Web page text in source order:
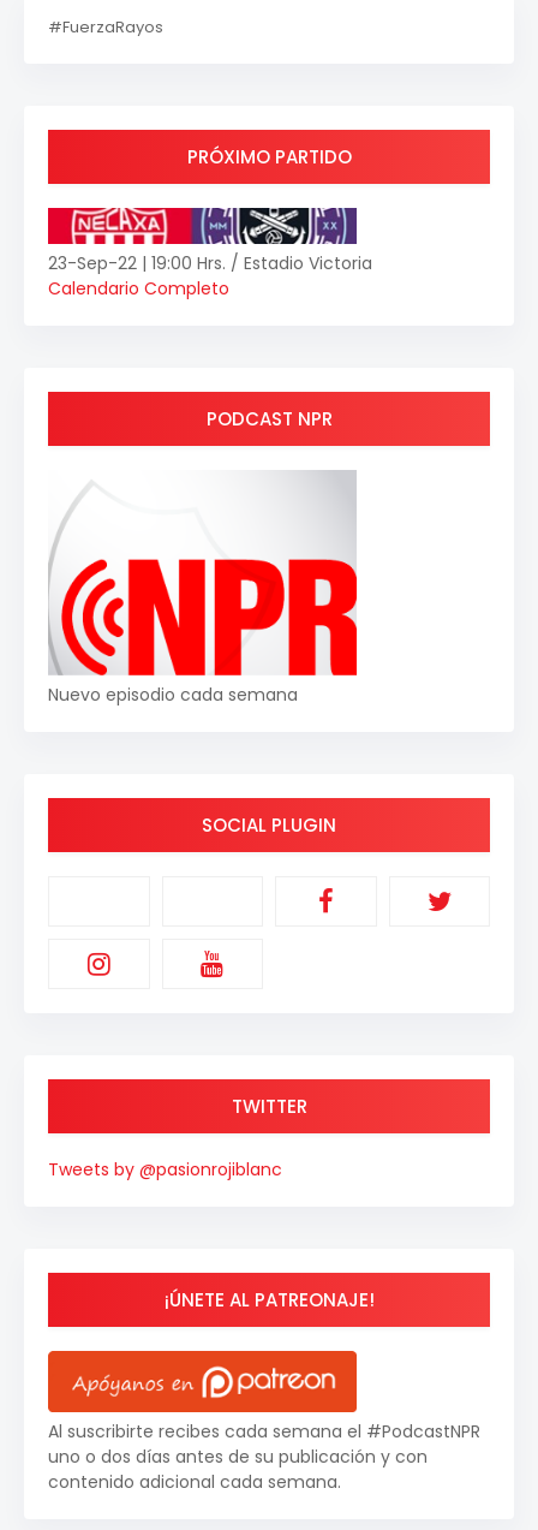
#FuerzaRayos
PRÓXIMO PARTIDO
23-Sep-22 | 19:00 Hrs. / Estadio Victoria
Calendario Completo
PODCAST NPR
Nuevo episodio cada semana
SOCIAL PLUGIN
TWITTER
Tweets by @pasionrojiblanc
¡ÚNETE AL PATREONAJE!
Al suscribirte recibes cada semana el #PodcastNPR
uno o dos días antes de su publicación y con
contenido adicional cada semana.